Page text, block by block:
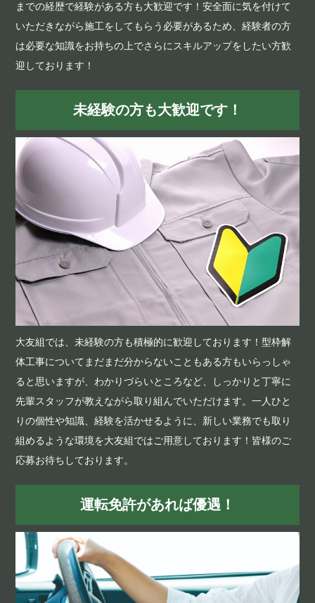
までの経歴で経験がある方も大歓迎です！安全面に気を付けて
いただきながら施工をしてもらう必要があるため、経験者の方
は必要な知識をお持ちの上でさらにスキルアップをしたい方歓
迎しております！
未経験の方も大歓迎です！
大友組では、未経験の方も積極的に歓迎しております！型枠解
体工事についてまだまだ分からないこともある方もいらっしゃ
ると思いますが、わかりづらいところなど、しっかりと丁寧に
先輩スタッフが教えながら取り組んでいただけます。一人ひと
りの個性や知識、経験を活かせるように、新しい業務でも取り
組めるような環境を大友組ではご用意しております！皆様のご
応募お待ちしております。
運転免許があれば優遇！